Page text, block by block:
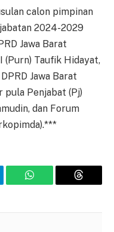
calon pimpinan
2024-2029
Jawa Barat
(Purn) Taufik Hidayat,
Jawa Barat
pula Penjabat (Pj)
dan Forum
WhatsApp Threads